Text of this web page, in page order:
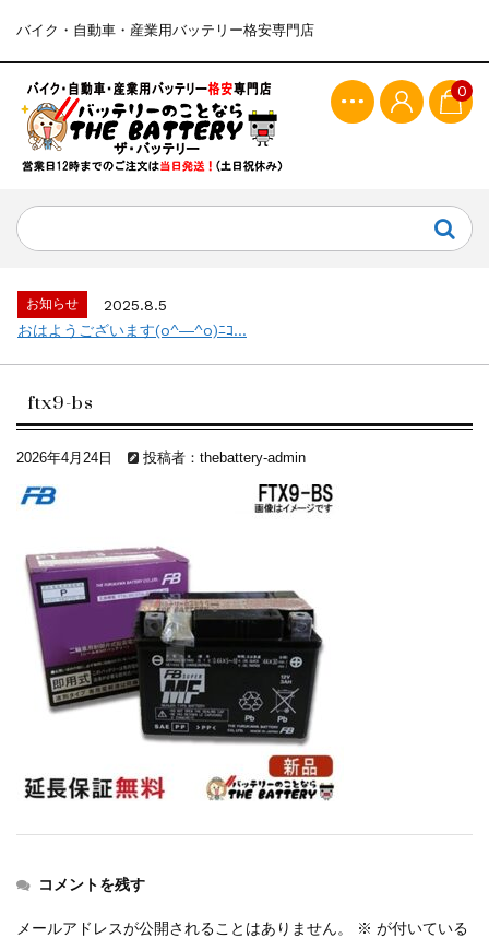
バイク・自動車・産業用バッテリー格安専門店
0
お知らせ
2025.8.5
おはようございます(o^―^o)ﾆｺ...
ftx9-bs
2026年4月24日 投稿者：thebattery-admin
コメントを残す
メールアドレスが公開されることはありません。 ※ が付いている